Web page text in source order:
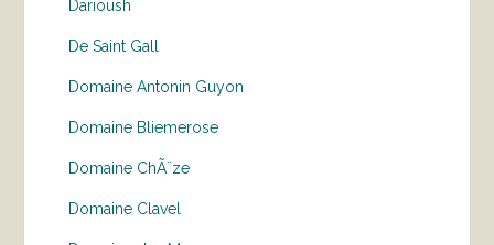
Darioush
De Saint Gall
Domaine Antonin Guyon
Domaine Bliemerose
Domaine ChÃ¨ze
Domaine Clavel